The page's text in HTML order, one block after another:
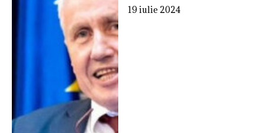
19 iulie 2024